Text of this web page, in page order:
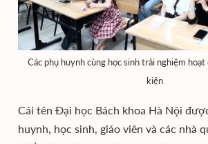
Các phụ huynh cùng học sinh trải nghiệm
kiện
Cái tên Đại học Bách khoa Hà Nội
huynh, học sinh, giáo viên và các nhà